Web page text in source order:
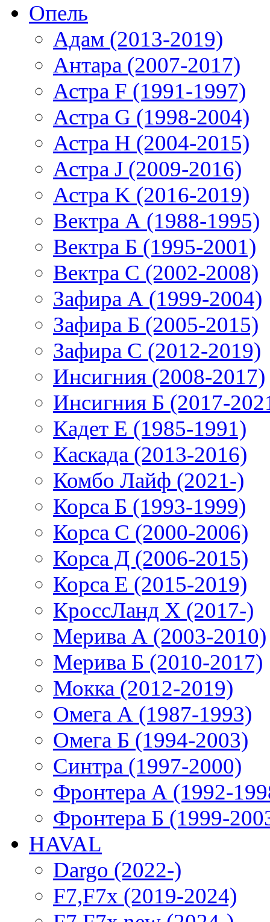
Опель
Адам (2013-2019)
Антара (2007-2017)
Астра F (1991-1997)
Астра G (1998-2004)
Астра H (2004-2015)
Астра J (2009-2016)
Астра K (2016-2019)
Вектра А (1988-1995)
Вектра Б (1995-2001)
Вектра С (2002-2008)
Зафира А (1999-2004)
Зафира Б (2005-2015)
Зафира С (2012-2019)
Инсигния (2008-2017)
Инсигния Б (2017-
Кадет Е (1985-1991)
Каскада (2013-2016)
Комбо Лайф (2021-)
Корса Б (1993-1999)
Корса С (2000-2006)
Корса Д (2006-2015)
Корса E (2015-2019)
КроссЛанд X (2017-)
Мерива А (2003-2010)
Мерива Б (2010-2017)
Мокка (2012-2019)
Омега А (1987-1993)
Омега Б (1994-2003)
Синтра (1997-2000)
Фронтера А (1992-
Фронтера Б (1999-
HAVAL
Dargo (2022-)
F7,F7x (2019-2024)